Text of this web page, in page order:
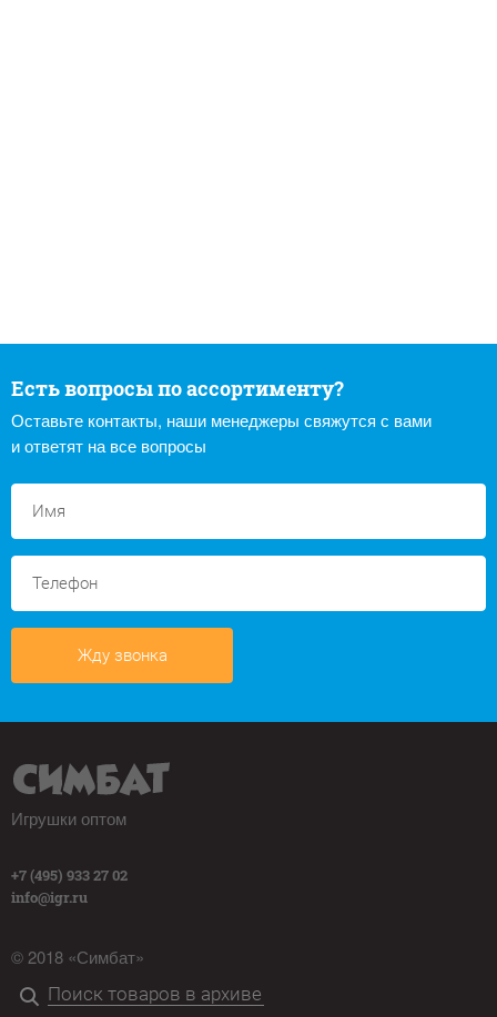
Есть вопросы по ассортименту?
Оставьте контакты, наши менеджеры свяжутся с вами
и ответят на все вопросы
Жду звонка
Игрушки оптом
+7 (495) 933 27 02
info@igr.ru
© 2018 «Симбат»